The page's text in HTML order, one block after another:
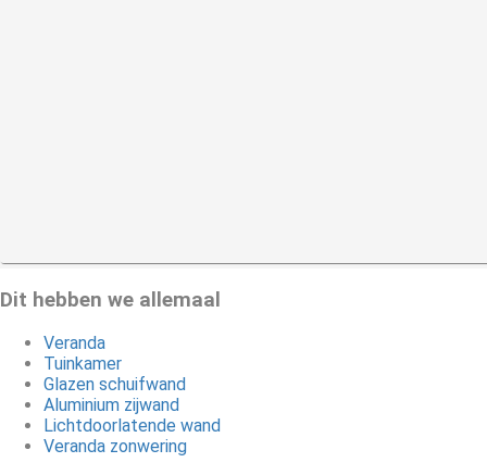
Dit hebben we allemaal
Veranda
Tuinkamer
Glazen schuifwand
Aluminium zijwand
Lichtdoorlatende wand
Veranda zonwering